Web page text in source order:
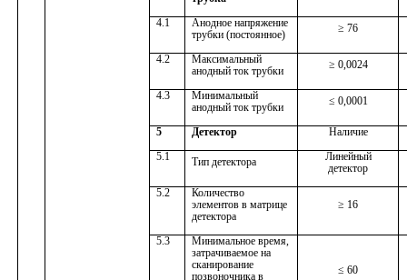
4.1
Анодное напряжение
трубки (постоянное)
≥ 76
4.2
Максимальный
анодный ток трубки
≥ 0,0024
4.3
Минимальный
анодный ток трубки
≤ 0,0001
5 Детектор
Наличие
5.1
Тип детектора
Линейный
детектор
5.2
Количество
элементов в матрице
детектора
≥ 16
5.3
Минимальное время,
затрачиваемое на
сканирование
позвоночника в
≤ 60